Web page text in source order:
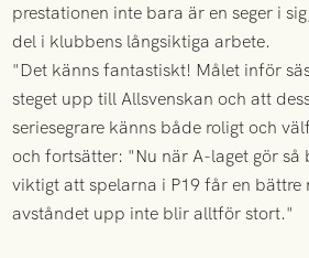
prestationen inte bara är en seger i
del i klubbens långsiktiga arbete.
"Det känns fantastiskt! Målet inför
steget upp till Allsvenskan och att
seriesegrare känns både roligt och
och fortsätter: "Nu när A-laget gör så
viktigt att spelarna i P19 får en bättre
avståndet upp inte blir alltför stort."